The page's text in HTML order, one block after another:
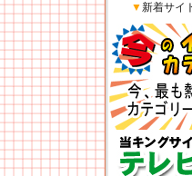
▼新着サイ